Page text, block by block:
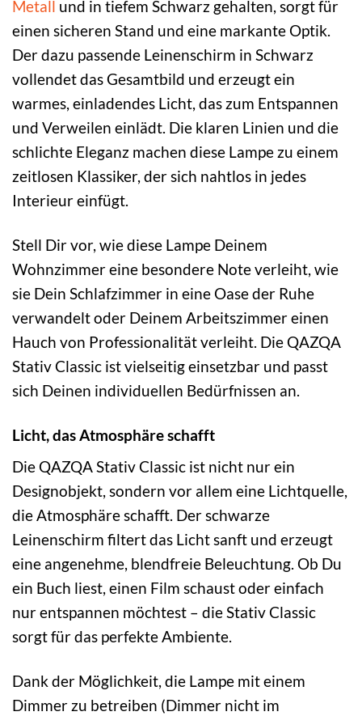
Metall und in tiefem Schwarz gehalten, sorgt für
einen sicheren Stand und eine markante Optik.
Der dazu passende Leinenschirm in Schwarz
vollendet das Gesamtbild und erzeugt ein
warmes, einladendes Licht, das zum Entspannen
und Verweilen einlädt. Die klaren Linien und die
schlichte Eleganz machen diese Lampe zu einem
zeitlosen Klassiker, der sich nahtlos in jedes
Interieur einfügt.
Stell Dir vor, wie diese Lampe Deinem
Wohnzimmer eine besondere Note verleiht, wie
sie Dein Schlafzimmer in eine Oase der Ruhe
verwandelt oder Deinem Arbeitszimmer einen
Hauch von Professionalität verleiht. Die QAZQA
Stativ Classic ist vielseitig einsetzbar und passt
sich Deinen individuellen Bedürfnissen an.
Licht, das Atmosphäre schafft
Die QAZQA Stativ Classic ist nicht nur ein
Designobjekt, sondern vor allem eine Lichtquelle,
die Atmosphäre schafft. Der schwarze
Leinenschirm filtert das Licht sanft und erzeugt
eine angenehme, blendfreie Beleuchtung. Ob Du
ein Buch liest, einen Film schaust oder einfach
nur entspannen möchtest – die Stativ Classic
sorgt für das perfekte Ambiente.
Dank der Möglichkeit, die Lampe mit einem
Dimmer zu betreiben (Dimmer nicht im